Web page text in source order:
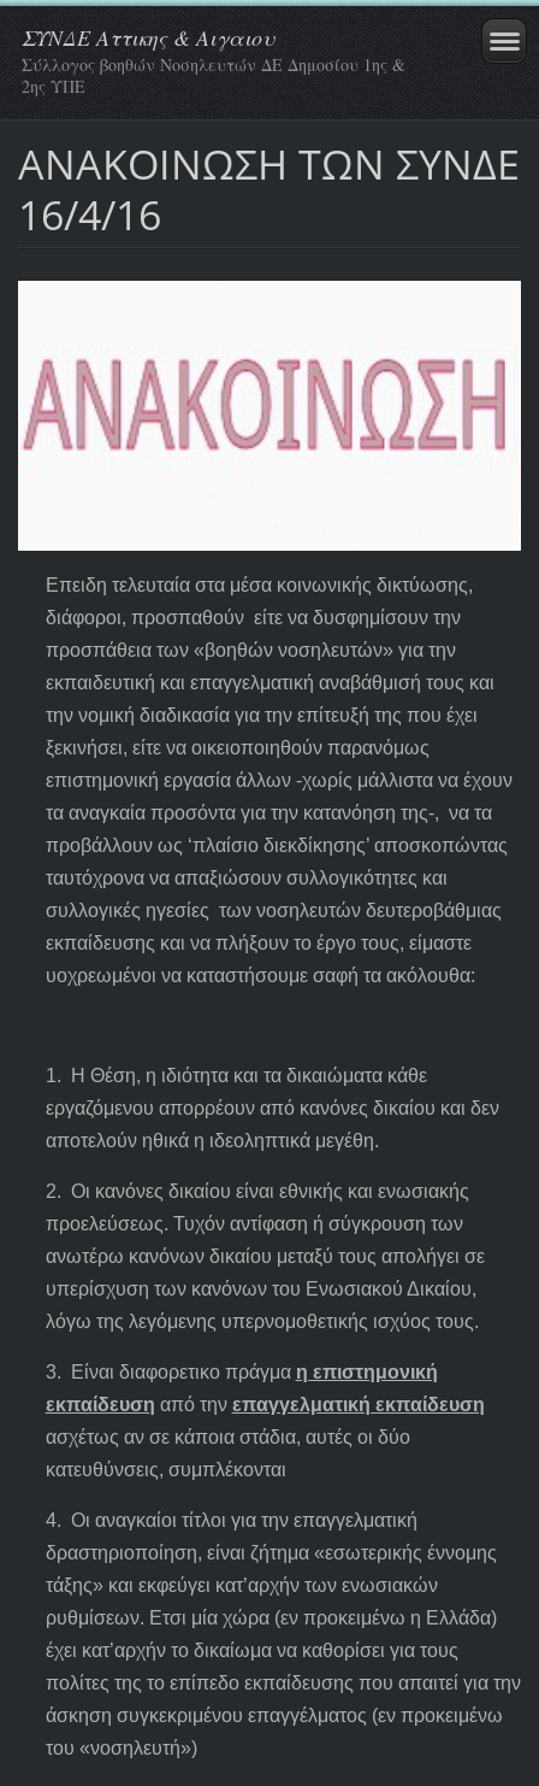
ΣΥΝΔΕ Αττικης & Αιγαιου
Σύλλογος βοηθών Νοσηλευτών ΔΕ Δημοσίου 1ης &
2ης ΥΠΕ
ΑΝΑΚΟΙΝΩΣΗ ΤΩΝ ΣΥΝΔΕ
16/4/16
Επειδη τελευταία στα μέσα κοινωνικής δικτύωσης,
διάφοροι, προσπαθούν είτε να δυσφημίσουν την
προσπάθεια των «βοηθών νοσηλευτών» για την
εκπαιδευτική και επαγγελματική αναβάθμισή τους και
την νομική διαδικασία για την επίτευξή της που έχει
ξεκινήσει, είτε να οικειοποιηθούν παρανόμως
επιστημονική εργασία άλλων -χωρίς μάλλιστα να έχουν
τα αναγκαία προσόντα για την κατανόηση της-, να τα
προβάλλουν ως ‘πλαίσιο διεκδίκησης’ αποσκοπώντας
ταυτόχρονα να απαξιώσουν συλλογικότητες και
συλλογικές ηγεσίες των νοσηλευτών δευτεροβάθμιας
εκπαίδευσης και να πλήξουν το έργο τους, είμαστε
υοχρεωμένοι να καταστήσουμε σαφή τα ακόλουθα:
1. H Θέση, η ιδιότητα και τα δικαιώματα κάθε
εργαζόμενου απορρέουν από κανόνες δικαίου και δεν
αποτελούν ηθικά η ιδεοληπτικά μεγέθη.
2. Οι κανόνες δικαίου είναι εθνικής και ενωσιακής
προελεύσεως. Τυχόν αντίφαση ή σύγκρουση των
ανωτέρω κανόνων δικαίου μεταξύ τους απολήγει σε
υπερίσχυση των κανόνων του Ενωσιακού Δικαίου,
λόγω της λεγόμενης υπερνομοθετικής ισχύος τους.
3. Είναι διαφορετικο πράγμα η επιστημονική
εκπαίδευση από την επαγγελματική εκπαίδευση
ασχέτως αν σε κάποια στάδια, αυτές οι δύο
κατευθύνσεις, συμπλέκονται
4. Οι αναγκαίοι τίτλοι για την επαγγελματική
δραστηριοποίηση, είναι ζήτημα «εσωτερικής έννομης
τάξης» και εκφεύγει κατ’αρχήν των ενωσιακών
ρυθμίσεων. Ετσι μία χώρα (εν προκειμένω η Ελλάδα)
έχει κατ’αρχήν το δικαίωμα να καθορίσει για τους
πολίτες της το επίπεδο εκπαίδευσης που απαιτεί για την
άσκηση συγκεκριμένου επαγγέλματος (εν προκειμένω
του «νοσηλευτή»)